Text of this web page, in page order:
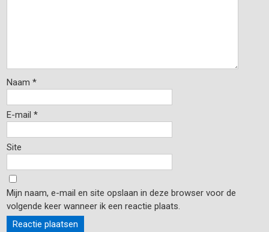
Naam*
E-mail*
Site
Mijn naam, e-mail en site opslaan in deze browser voor de
volgende keer wanneer ik een reactie plaats.